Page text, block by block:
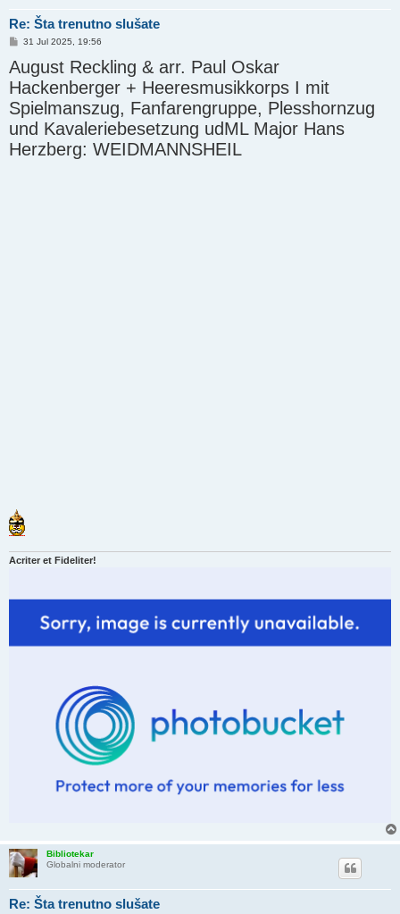
Re: Šta trenutno slušate
P
s
t
31 Jul 2025, 19:56
August Reckling & arr. Paul Oskar
Hackenberger + Heeresmusikkorps I mit
Spielmanszug, Fanfarengruppe, Plesshornzug
und Kavaleriebesetzung udML Major Hans
Herzberg: WEIDMANNSHEIL
Acriter et Fideliter!
Bibliotekar
Globalni moderator
Re: Šta trenutno slušate